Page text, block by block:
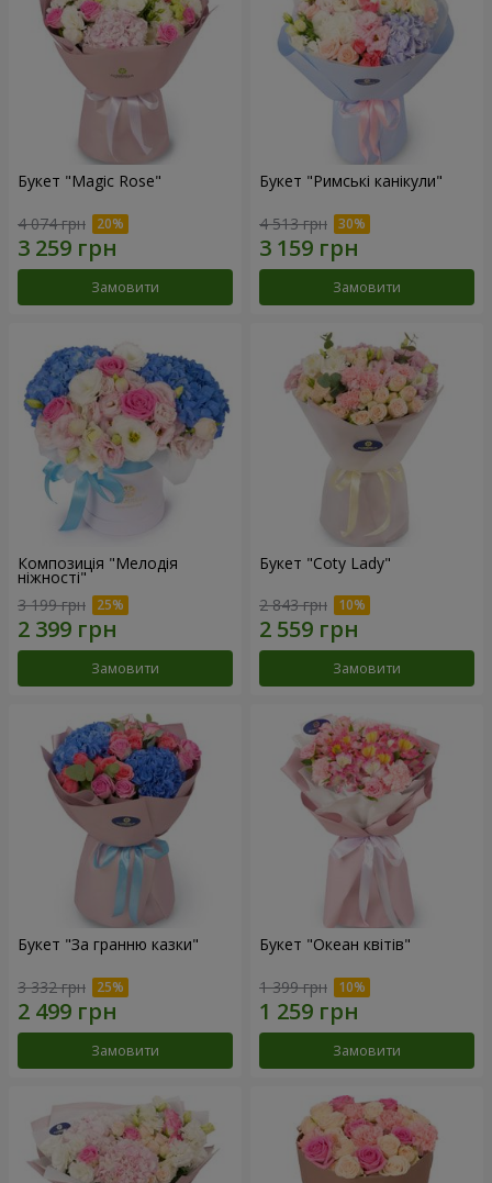
Букет "Magic Rose"
4 074 грн
Замовити
Букет "Римські канікули"
4 513 грн
Замовити
Композиція "Мелодія
ніжності"
3 199 грн
Замовити
Букет "Coty Lady"
2 843 грн
Замовити
Букет "За гранню казки"
3 332 грн
Замовити
Букет "Океан квітів"
1 399 грн
Замовити